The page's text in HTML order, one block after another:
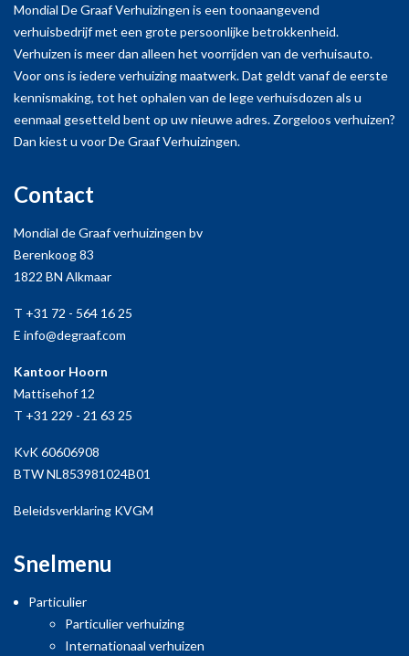
Mondial De Graaf Verhuizingen is een toonaangevend
verhuisbedrijf met een grote persoonlijke betrokkenheid.
Verhuizen is meer dan alleen het voorrijden van de verhuisauto.
Voor ons is iedere verhuizing maatwerk. Dat geldt vanaf de eerste
kennismaking, tot het ophalen van de lege verhuisdozen als u
eenmaal gesetteld bent op uw nieuwe adres. Zorgeloos verhuizen?
Dan kiest u voor De Graaf Verhuizingen.
Contact
Mondial de Graaf verhuizingen bv
Berenkoog 83
1822 BN Alkmaar
T +31 72 - 564 16 25
E info@degraaf.com
Kantoor Hoorn
Mattisehof 12
T +31 229 - 21 63 25
KvK 60606908
BTW NL853981024B01
Beleidsverklaring KVGM
Snelmenu
Particulier
Particulier verhuizing
Internationaal verhuizen